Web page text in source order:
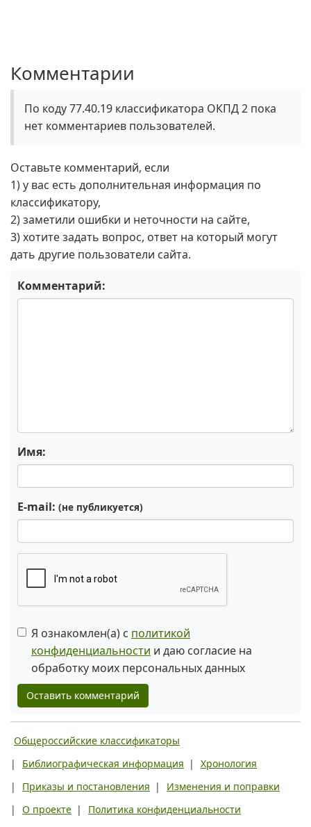
Комментарии
По коду 77.40.19 классификатора ОКПД 2 пока
нет комментариев пользователей.
Оставьте комментарий, если
1) у вас есть дополнительная информация по
классификатору,
2) заметили ошибки и неточности на сайте,
3) хотите задать вопрос, ответ на который могут
дать другие пользователи сайта.
Комментарий:
Имя:
E-mail: (не публикуется)
Я ознакомлен(а) с политикой
конфиденциальности и даю согласие на
обработку моих персональных данных
Оставить комментарий
Общероссийские классификаторы
|
Библиографическая информация |
Хронология
|
Приказы и постановления |
Изменения и поправки
|
О проекте |
Политика конфиденциальности